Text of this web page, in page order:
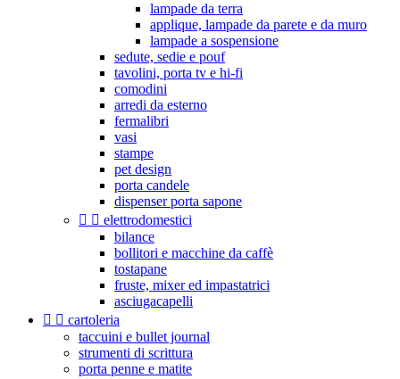
lampade da terra
applique, lampade da parete e da muro
lampade a sospensione
sedute, sedie e pouf
tavolini, porta tv e hi-fi
comodini
arredi da esterno
fermalibri
vasi
stampe
pet design
porta candele
dispenser porta sapone
  elettrodomestici
bilance
bollitori e macchine da caffè
tostapane
fruste, mixer ed impastatrici
asciugacapelli
  cartoleria
taccuini e bullet journal
strumenti di scrittura
porta penne e matite